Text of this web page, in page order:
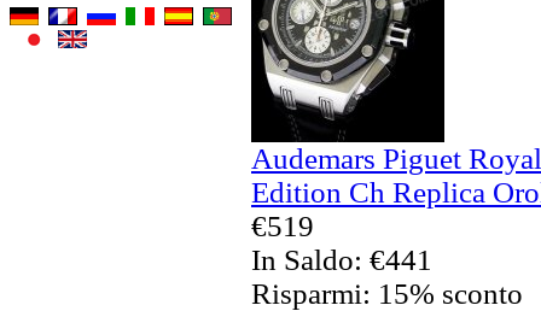
Audemars Piguet
Edition Ch Replica
€519
In Saldo: €441
Risparmi: 15% sconto